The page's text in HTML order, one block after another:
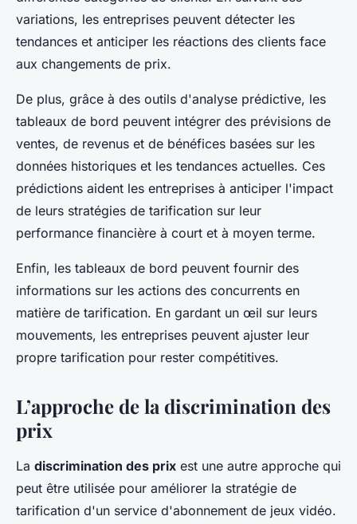
variations, les entreprises peuvent détecter les
tendances et anticiper les réactions des clients face
aux changements de prix.
De plus, grâce à des outils d'analyse prédictive, les
tableaux de bord peuvent intégrer des prévisions de
ventes, de revenus et de bénéfices basées sur les
données historiques et les tendances actuelles. Ces
prédictions aident les entreprises à anticiper l'impact
de leurs stratégies de tarification sur leur
performance financière à court et à moyen terme.
Enfin, les tableaux de bord peuvent fournir des
informations sur les actions des concurrents en
matière de tarification. En gardant un œil sur leurs
mouvements, les entreprises peuvent ajuster leur
propre tarification pour rester compétitives.
L’approche de la discrimination des
prix
La discrimination des prix est une autre approche qui
peut être utilisée pour améliorer la stratégie de
tarification d'un service d'abonnement de jeux vidéo.